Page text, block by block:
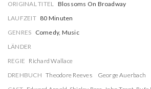
ORIGINAL TITEL Blossoms On Broadway
LAUFZEIT 80 Minuten
GENRES Comedy, Music
LÄNDER
REGIE Richard Wallace
DREHBUCH Theodore Reeves
George Auerbach